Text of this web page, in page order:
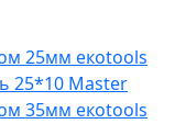
25мм eкotools
25*10 Master
35мм eкotools